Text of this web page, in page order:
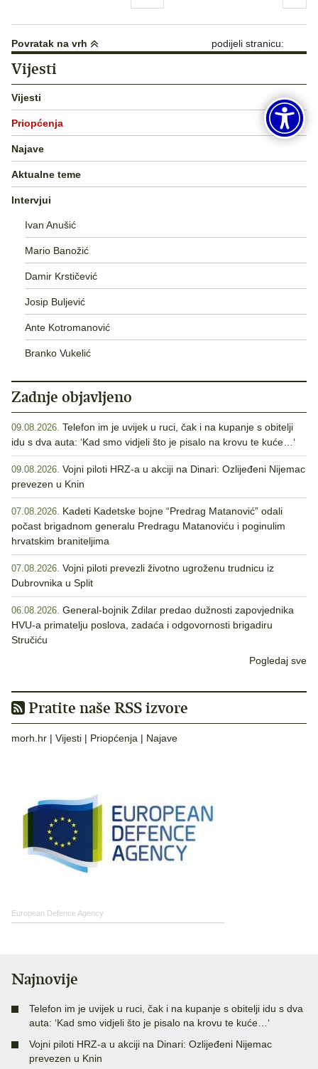
Povratak na vrh podijeli stranicu:
Vijesti
Vijesti
Priopćenja
Najave
Aktualne teme
Intervjui
Ivan Anušić
Mario Banožić
Damir Krstičević
Josip Buljević
Ante Kotromanović
Branko Vukelić
Zadnje objavljeno
09.08.2026. Telefon im je uvijek u ruci, čak i na kupanje s obitelji
idu s dva auta: ‘Kad smo vidjeli što je pisalo na krovu te kuće…‘
09.08.2026. Vojni piloti HRZ-a u akciji na Dinari: Ozlijeđeni Nijemac
prevezen u Knin
07.08.2026. Kadeti Kadetske bojne “Predrag Matanović” odali
počast brigadnom generalu Predragu Matanoviću i poginulim
hrvatskim braniteljima
07.08.2026. Vojni piloti prevezli životno ugroženu trudnicu iz
Dubrovnika u Split
06.08.2026. General-bojnik Zdilar predao dužnosti zapovjednika
HVU-a primatelju poslova, zadaća i odgovornosti brigadiru
Stručiću
Pogledaj sve
Pratite naše RSS izvore
morh.hr | Vijesti | Priopćenja | Najave
European Defence Agency
Najnovije
Telefon im je uvijek u ruci, čak i na kupanje s obitelji idu s dva
auta: ‘Kad smo vidjeli što je pisalo na krovu te kuće…‘
Vojni piloti HRZ-a u akciji na Dinari: Ozlijeđeni Nijemac
prevezen u Knin